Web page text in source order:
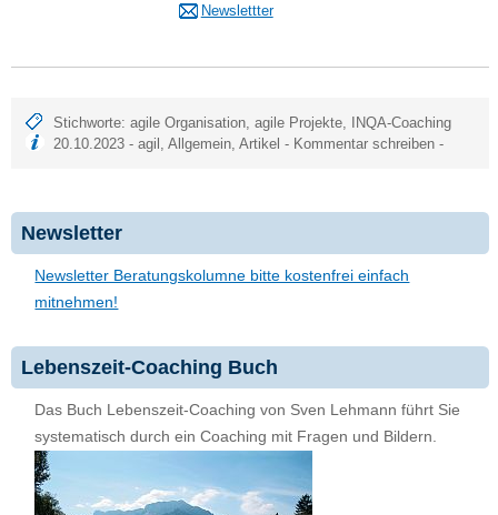
Newslettter
Stichworte:agile Organisation ,agile Projekte
INQA-Coaching
20.10.2023 -agil ,Allgemein ,Artikel - Kommentar schreiben -
Newsletter
Newsletter Beratungskolumne bitte kostenfrei einfach
mitnehmen!
Lebenszeit-Coaching Buch
Das Buch Lebenszeit-Coaching von Sven Lehmann führt Sie
systematisch durch ein Coaching mit Fragen und Bildern.